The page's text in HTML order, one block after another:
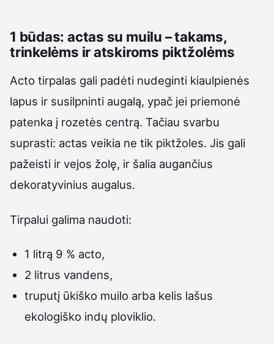
1 būdas: actas su muilu – takams,
trinkelėms ir atskiroms piktžolėms
Acto tirpalas gali padėti nudeginti kiaulpienės
lapus ir susilpninti augalą, ypač jei priemonė
patenka į rozetės centrą. Tačiau svarbu
suprasti: actas veikia ne tik piktžoles. Jis gali
pažeisti ir vejos žolę, ir šalia augančius
dekoratyvinius augalus.
Tirpalui galima naudoti:
1 litrą 9 % acto,
2 litrus vandens,
truputį ūkiško muilo arba kelis lašus
ekologiško indų ploviklio.